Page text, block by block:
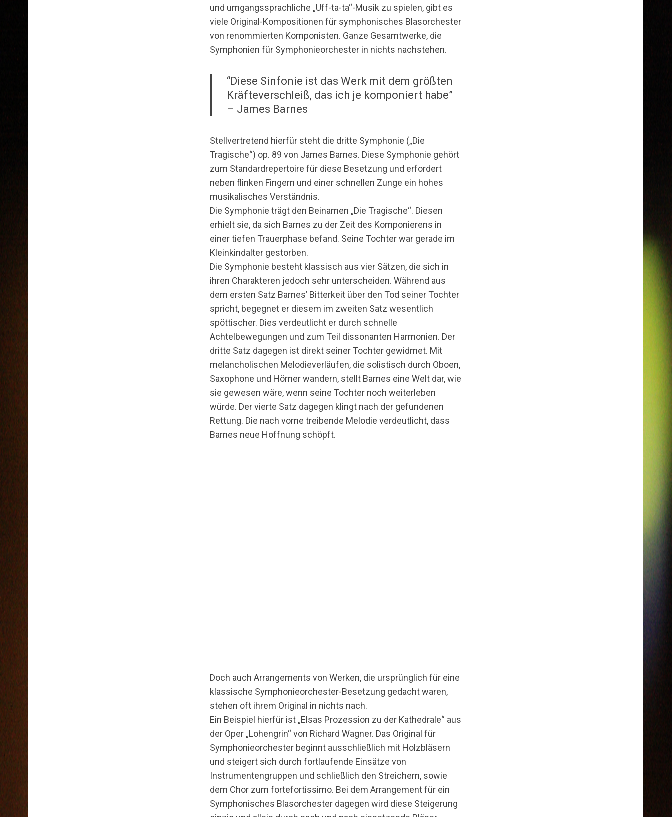
und umgangssprachliche „Uff-ta-ta“-Musik zu spielen, gibt es
viele Original-Kompositionen für symphonisches Blasorchester
von renommierten Komponisten. Ganze Gesamtwerke, die
Symphonien für Symphonieorchester in nichts nachstehen.
“Diese Sinfonie ist das Werk mit dem größten
Kräfteverschleiß, das ich je komponiert habe”
– James Barnes
Stellvertretend hierfür steht die dritte Symphonie („Die
Tragische“) op. 89 von James Barnes. Diese Symphonie gehört
zum Standardrepertoire für diese Besetzung und erfordert
neben flinken Fingern und einer schnellen Zunge ein hohes
musikalisches Verständnis.
Die Symphonie trägt den Beinamen „Die Tragische“. Diesen
erhielt sie, da sich Barnes zu der Zeit des Komponierens in
einer tiefen Trauerphase befand. Seine Tochter war gerade im
Kleinkindalter gestorben.
Die Symphonie besteht klassisch aus vier Sätzen, die sich in
ihren Charakteren jedoch sehr unterscheiden. Während aus
dem ersten Satz Barnes’ Bitterkeit über den Tod seiner Tochter
spricht, begegnet er diesem im zweiten Satz wesentlich
spöttischer. Dies verdeutlicht er durch schnelle
Achtelbewegungen und zum Teil dissonanten Harmonien. Der
dritte Satz dagegen ist direkt seiner Tochter gewidmet. Mit
melancholischen Melodieverläufen, die solistisch durch Oboen,
Saxophone und Hörner wandern, stellt Barnes eine Welt dar, wie
sie gewesen wäre, wenn seine Tochter noch weiterleben
würde. Der vierte Satz dagegen klingt nach der gefundenen
Rettung. Die nach vorne treibende Melodie verdeutlicht, dass
Barnes neue Hoffnung schöpft.
Doch auch Arrangements von Werken, die ursprünglich für eine
klassische Symphonieorchester-Besetzung gedacht waren,
stehen oft ihrem Original in nichts nach.
Ein Beispiel hierfür ist „Elsas Prozession zu der Kathedrale“ aus
der Oper „Lohengrin“ von Richard Wagner. Das Original für
Symphonieorchester beginnt ausschließlich mit Holzbläsern
und steigert sich durch fortlaufende Einsätze von
Instrumentengruppen und schließlich den Streichern, sowie
dem Chor zum fortefortissimo. Bei dem Arrangement für ein
Symphonisches Blasorchester dagegen wird diese Steigerung